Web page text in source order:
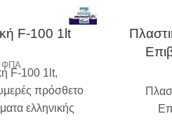
F-100 1lt
F-100 1lt,
πρόσθετο
ελληνικής